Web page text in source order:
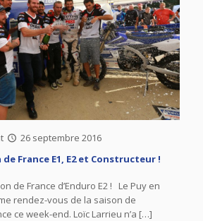
26 septembre 2016
de France E1, E2 et Constructeur !
de France d’Enduro E2 ! Le Puy en
rendez-vous de la saison de
ce week-end. Loïc Larrieu n’a […]